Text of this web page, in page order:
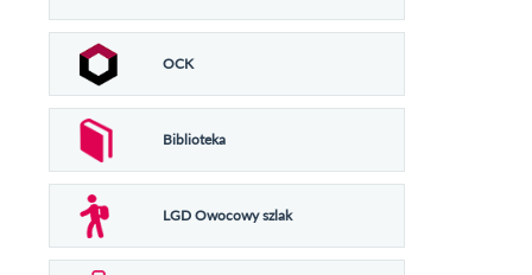
OCK
Biblioteka
LGD Owocowy szlak